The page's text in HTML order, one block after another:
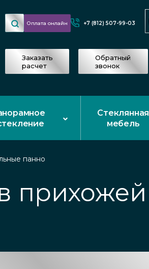
Оплата онлайн +7 (812) 507-99-03
Заказать
расчет
Обратный
звонок
Стеклянная
мебель
панно
прихожей